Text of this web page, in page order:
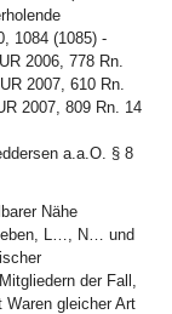
1084 (1085) -
2006, 778 Rn.
2007, 610 Rn.
2007, 809 Rn. 14
a.a.O. § 8
Nähe
L…, N… und
der Fall,
gleicher Art